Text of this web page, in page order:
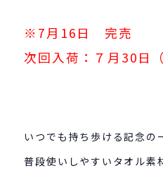
※7月16日 完売
次回入荷：７月30日（
いつでも持ち歩ける記念の
普段使いしやすいタオル素